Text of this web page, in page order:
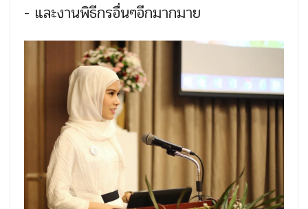
- และงานพิธีกรอื่นๆอีกมากมาย